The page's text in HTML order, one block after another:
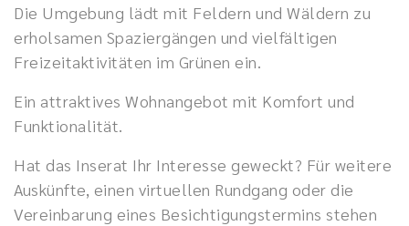
Die Umgebung lädt mit Feldern und Wäldern zu
erholsamen Spaziergängen und vielfältigen
Freizeitaktivitäten im Grünen ein.
Ein attraktives Wohnangebot mit Komfort und
Funktionalität.
Hat das Inserat Ihr Interesse geweckt? Für weitere
Auskünfte, einen virtuellen Rundgang oder die
Vereinbarung eines Besichtigungstermins stehen